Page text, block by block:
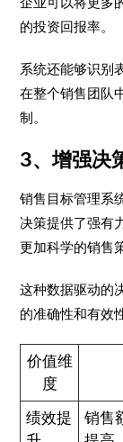
的投资回报率。
系统还能够识别
在整个销售团队
制。
3、增强决
销售目标管理系
决策提供了强有
更加科学的销售
这种数据驱动的
的准确性和有效
价值维
度
绩效提
销售